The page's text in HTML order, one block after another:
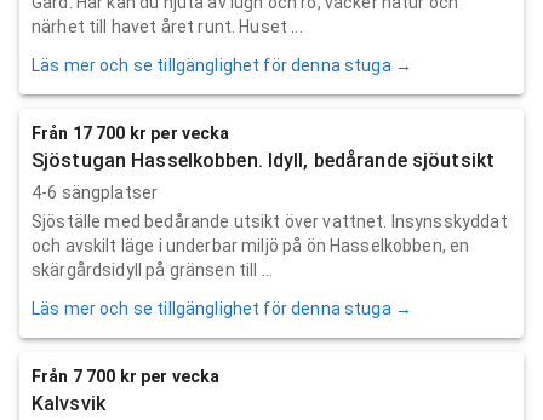
närhet till havet året runt. Huset ...
Läs mer och se tillgänglighet för denna stuga →
Från 17 700 kr per vecka
Sjöstugan Hasselkobben. Idyll, bedårande sjöutsikt
4-6 sängplatser
Sjöställe med bedårande utsikt över vattnet. Insynsskyddat
och avskilt läge i underbar miljö på ön Hasselkobben, en
skärgårdsidyll på gränsen till ...
Läs mer och se tillgänglighet för denna stuga →
Från 7 700 kr per vecka
Kalvsvik